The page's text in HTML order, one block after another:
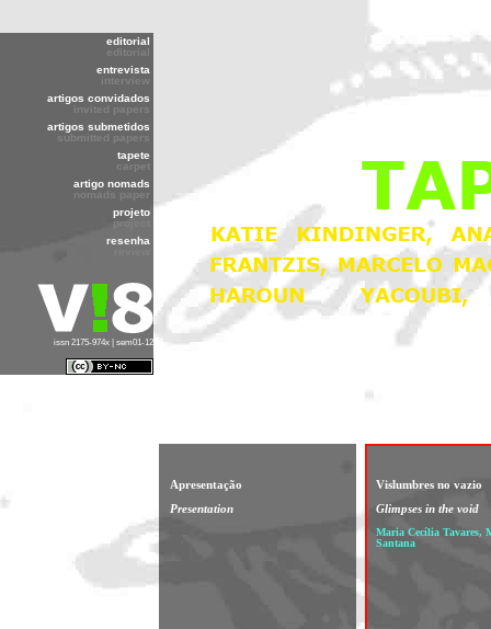
editorial
editorial
entrevista
interview
artigos convidados
invited papers
artigos submetidos
submitted papers
tapete
carpet
artigo nomads
nomads paper
projeto
project
resenha
issn 2175-974x | sem01-12
Apresentação
Presentation
Vislumbres no vazio
Glimpses in the void
Maria Cecília Tavares,
Santana